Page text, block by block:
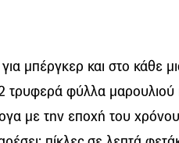
μπέργκερ και στο κάθε
τρυφερά φύλλα
με την εποχή του